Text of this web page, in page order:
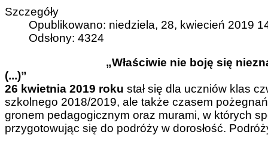
Szczegóły
Opublikowano: niedziela, 28, kwiecień 2019
Odsłony: 4324
„Właściwie nie boję się
(...)”
26 kwietnia 2019 roku stał się dla uczniów klas
szkolnego 2018/2019, ale także czasem
gronem pedagogicznym oraz murami, w których
przygotowując się do podróży w dorosłość.